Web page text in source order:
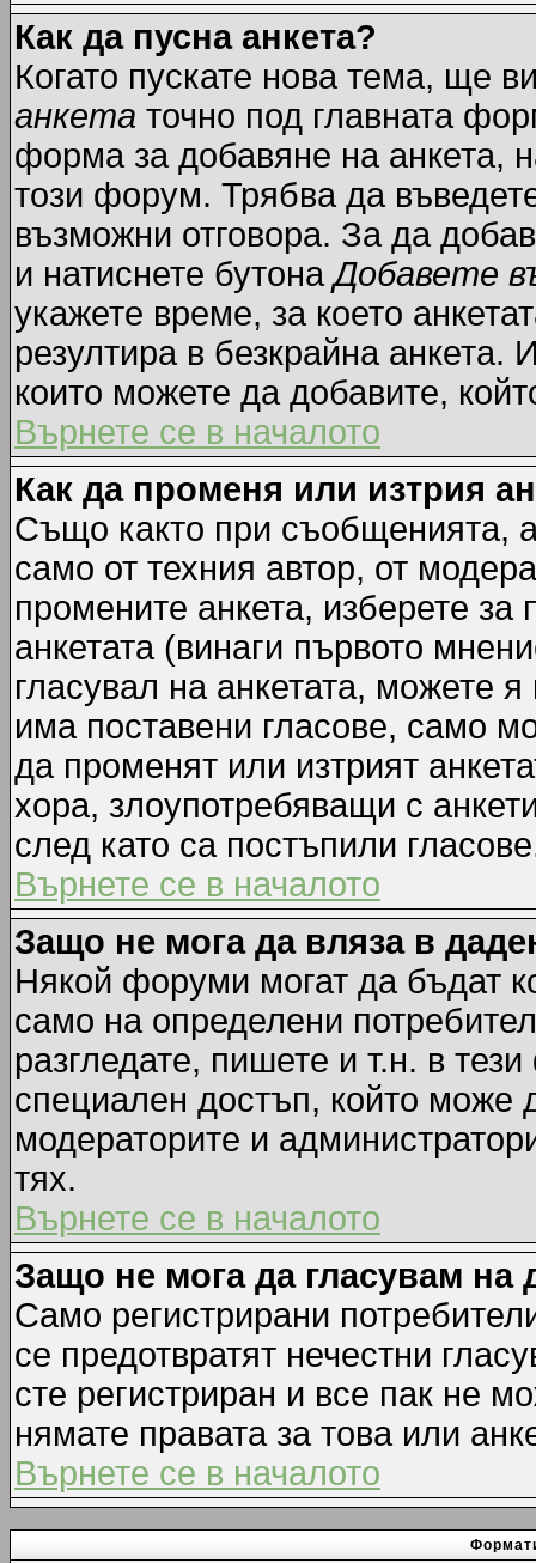
Как да пусна анкета?
Когато пускате нова тема, ще
анкета точно под главната
форма за добавяне на анкета,
този форум. Трябва да
възможни отговора. За да
и натиснете бутонаДобавете
укажете време, за което
резултира в безкрайна
които можете да добавите,
Върнете се в началото
Как да променя или изтрия
Също както при съобщенията,
само от техния автор, от
промените анкета, изберете
анкетата (винаги първото
гласувал на анкетата, можете
има поставени гласове, само
да променят или изтрият
хора, злоупотребяващи с
след като са постъпили
Върнете се в началото
Защо не мога да вляза в
Някой форуми могат да бъдат
само на определени
разгледате, пишете и т.н. в
специален достъп, който може
модераторите и
тях.
Върнете се в началото
Защо не мога да гласувам на
Само регистрирани
се предотвратят нечестни
сте регистриран и все пак не
нямате правата за това или
Върнете се в началото